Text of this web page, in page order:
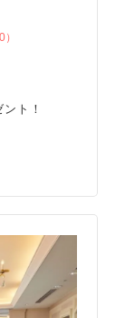
ト！